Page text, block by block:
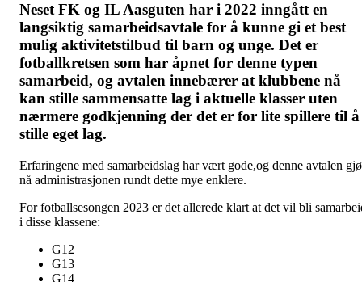
Neset FK og IL Aasguten har i 2022 inngått en
langsiktig samarbeidsavtale for å kunne gi et best
mulig aktivitetstilbud til barn og unge. Det er
fotballkretsen som har åpnet for denne typen
samarbeid, og avtalen innebærer at klubbene nå
kan stille sammensatte lag i aktuelle klasser uten
nærmere godkjenning der det er for lite spillere til å
stille eget lag.
Erfaringene med samarbeidslag har vært gode,og denne avtalen
nå administrasjonen rundt dette mye enklere.
For fotballsesongen 2023 er det allerede klart at det vil bli
i disse klassene:
G12
G13
G14